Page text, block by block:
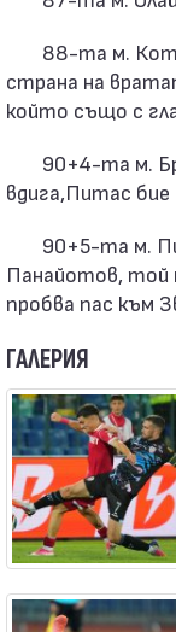
88-та м.
страна на
който също с
90+4-та м.
вдига,Питас бие
90+5-та м.
Панайотов, той
пробва пас към
ГАЛЕРИЯ